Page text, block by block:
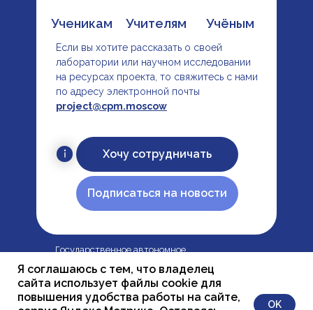
Я соглашаюсь с тем, что владелец
сайта использует файлы cookie для
повышения удобства работы на сайте,
OK
Если вы хотите рассказать о своей
лаборатории или научном исследовании
на ресурсах проекта, то свяжитесь с нами
по адресу электронной почты
project@cpm.moscow
Подписаться на новости
Ученикам Учителям Учёным
Хочу сотрудничать
Государственное автономное
дополнительного профессионального
образования города Москвы «Центр
педагогического мастерства»